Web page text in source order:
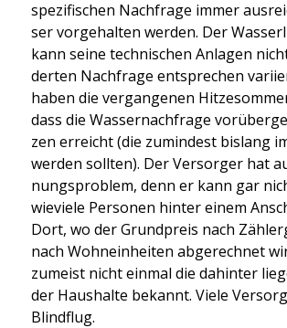
spe­zi­fi­schen Nach­fra­ge immer
ser vor­ge­hal­ten wer­den. Der
kann sei­ne tech­ni­schen Anla­gen
der­ten Nach­fra­ge ent­spre­chen
haben die ver­gan­ge­nen
dass die Was­ser­nach­fra­ge
zen erreicht (die zumin­dest bis­lang
wer­den soll­ten). Der Ver­sor­ger hat
nungs­pro­blem, denn er kann gar
wie­vie­le Per­so­nen hin­ter einem
Dort, wo der Grund­preis nach
nach Wohn­ein­hei­ten abge­rech­net
zumeist nicht ein­mal die dahin­ter
der Haus­hal­te bekannt. Vie­le
Blind­flug.